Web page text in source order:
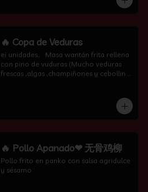
🔥 Copa de Veduras
ei unidades..   Masa wantán frita rellena
con pino de vuduras (Mucho veduras
frescas ,algas ,champiñones y cebollin
🔥 Pollo Apanado❤ 无骨鸡柳
Pollo frito en panko con salsa agridulce
y sésamo